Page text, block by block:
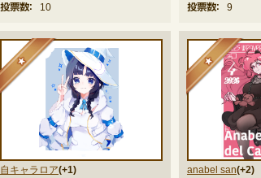
投票数：
10
投票数：
9
自キャラロア(+1)
★
anabel san(+2)